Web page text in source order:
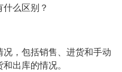
么区别？
，包括销售、进货和手动
出库的情况。